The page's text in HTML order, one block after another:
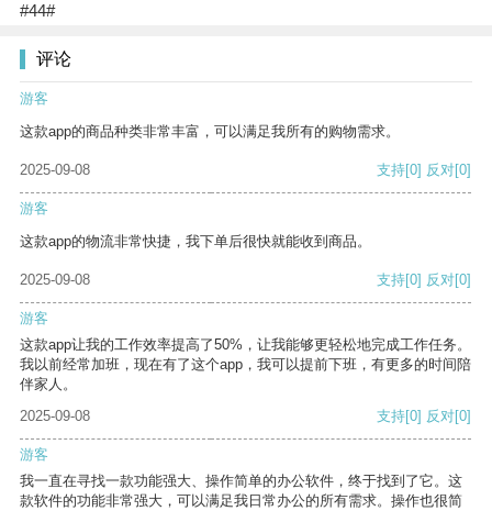
#44#
评论
游客
这款app的商品种类非常丰富，可以满足我所有的购物需求。
2025-09-08 支持[0] 反对[0]
游客
这款app的物流非常快捷，我下单后很快就能收到商品。
2025-09-08 支持[0] 反对[0]
游客
这款app让我的工作效率提高了50%，让我能够更轻松地完成工作任务。
我以前经常加班，现在有了这个app，我可以提前下班，有更多的时间陪
伴家人。
2025-09-08
支持[0] 反对[0]
游客
我一直在寻找一款功能强大、操作简单的办公软件，终于找到了它。这
款软件的功能非常强大，可以满足我日常办公的所有需求。操作也很简